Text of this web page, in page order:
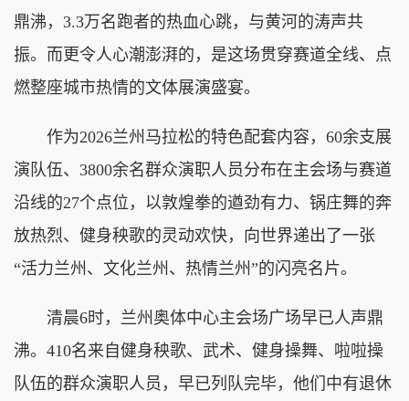
鼎沸，3.3万名跑者的热血心跳，与黄河的涛声共
振。而更令人心潮澎湃的，是这场贯穿赛道全线、点
燃整座城市热情的文体展演盛宴。
作为2026兰州马拉松的特色配套内容，60余支展
演队伍、3800余名群众演职人员分布在主会场与赛道
沿线的27个点位，以敦煌拳的遒劲有力、锅庄舞的奔
放热烈、健身秧歌的灵动欢快，向世界递出了一张
“活力兰州、文化兰州、热情兰州”的闪亮名片。
清晨6时，兰州奥体中心主会场广场早已人声鼎
沸。410名来自健身秧歌、武术、健身操舞、啦啦操
队伍的群众演职人员，早已列队完毕，他们中有退休